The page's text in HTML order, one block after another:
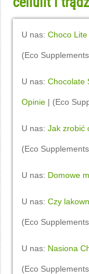
U nas:Choco
(Eco
U nas:Chocolate
Opinie | (Eco
U nas:Jak zrobić
(Eco
U nas: Domowe
U nas:Czy
(Eco
U nas: Nasiona
(Eco